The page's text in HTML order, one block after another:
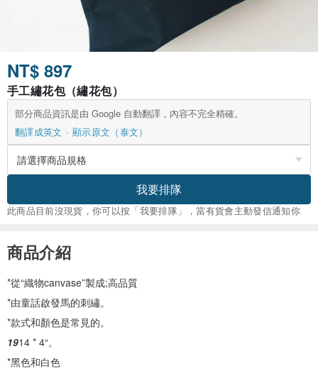
NT$ 897
手工繡花包（繡花包）
部分商品資訊是由 Google 自動翻譯，內容不完全精確。
翻譯成英文
顯示原文（泰文）
我要排隊
此商品目前沒現貨，你可以按「我要排隊」，當有貨會主動發信通知你
商品介紹
*從“織物canvase”製成;高品質
*由童話啟發馬的刺繡。
*款式和顏色是常見的。
1914 * 4“。
*黑色和白色